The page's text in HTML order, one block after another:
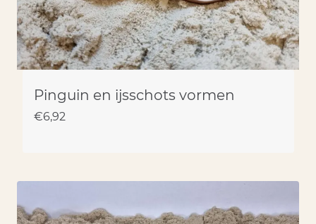
Pinguin en ijsschots vormen
€6,92